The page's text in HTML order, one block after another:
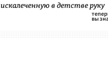
искалеченную в детстве руку